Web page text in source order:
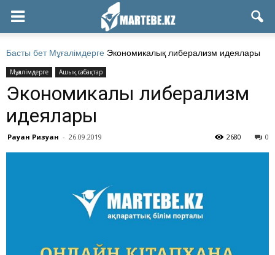
Басты бет Мұғалімдерге Экономикалық либерализм идеялары
Мұғалімдерге Ашық сабақтар
Экономикалық либерализм
идеялары
Рауан Ризуан - 26.09.2019 0
2680